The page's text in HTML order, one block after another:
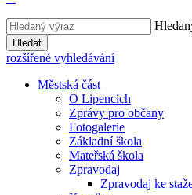
Hledat
rozšířené vyhledávání
Městská část
O Lipencích
Zprávy pro občany
Fotogalerie
Základní škola
Mateřská škola
Zpravodaj
Zpravodaj ke